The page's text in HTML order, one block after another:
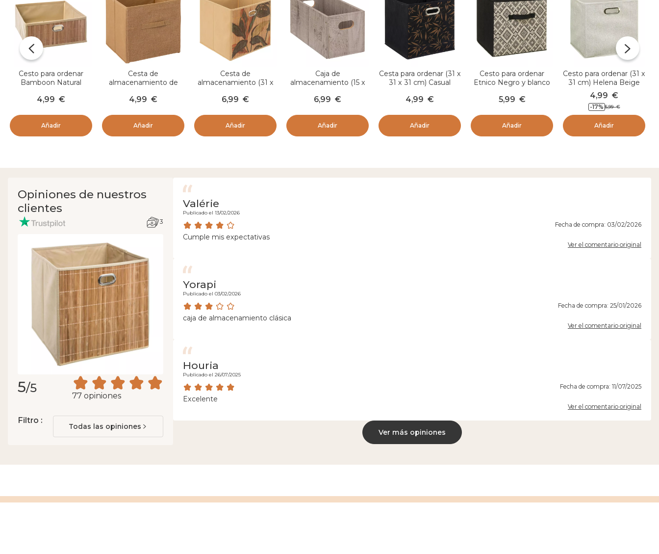
Cesto para ordenar
Bamboon Natural
4,99 €
Añadir
Cesta de
almacenamiento de
Beige
4,99 €
Añadir
Cesta de
almacenamiento (31 x
6,99 €
Añadir
Caja de
almacenamiento (15 x
6,99 €
Añadir
Cesta para ordenar (31 x
31 x 31 cm) Casual
4,99 €
Añadir
Cesto para ordenar
Etnico Negro y blanco
5,99 €
Añadir
Cesto para ordenar (31 x
31 cm) Helena Beige
4,99 €
-17% 5,99 €
Añadir
Opiniones de nuestros
clientes
3
5/5
77 opiniones
Filtro :
Todas las opiniones
Valérie
Publicado el 13/02/2026
Fecha de compra: 03/02/2026
Cumple mis expectativas
Ver el comentario original
Yorapi
Publicado el 03/02/2026
Fecha de compra: 25/01/2026
caja de almacenamiento clásica
Ver el comentario original
Houria
Publicado el 26/07/2025
Fecha de compra: 11/07/2025
Excelente
Ver el comentario original
Ver más opiniones